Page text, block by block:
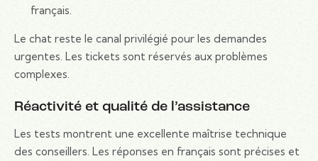
français.
Le chat reste le canal privilégié pour les demandes
urgentes. Les tickets sont réservés aux problèmes
complexes.
Réactivité et qualité de l’assistance
Les tests montrent une excellente maîtrise technique
des conseillers. Les réponses en français sont précises et